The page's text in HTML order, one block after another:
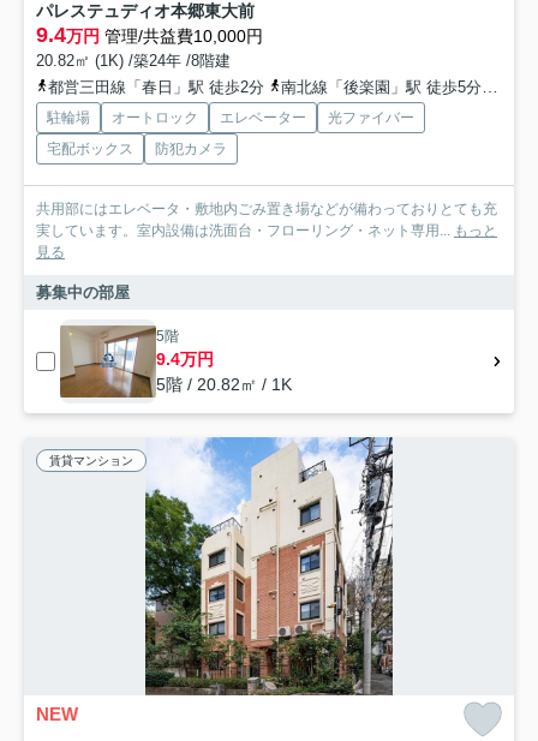
パレステュディオ本郷東大前
9.4万円 管理/共益費10,000円
20.82㎡ (1K) /築24年 /8階建
都営三田線「春日」駅 徒歩2分
南北線「後楽園」駅 徒歩5分
駐輪場 オートロック エレベーター
光ファイバー
宅配ボックス
防犯カメラ
共用部にはエレベータ・敷地内ごみ置き場などが備わっておりとても充
実しています。室内設備は洗面台・フローリング・ネット専用... もっと
見る
募集中の部屋
5階
9.4万円
5階 / 20.82㎡ / 1K
賃貸マンション
NEW